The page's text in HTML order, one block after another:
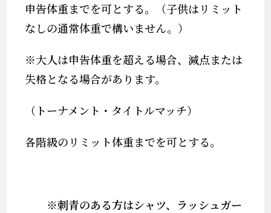
申告体重までを可とする。（子供はリミット
なしの通常体重で構いません。）
※大人は申告体重を超える場合、減点または
失格となる場合があります。
（トーナメント・タイトルマッチ）
各階級のリミット体重までを可とする。
※刺青のある方はシャツ、ラッシュガー